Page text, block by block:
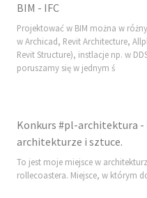
BIM - IFC
Projektować w BIM można w
w Archicad, Revit Architecture,
Revit Structure), instlacje np. w
poruszamy się w jednym ś
Konkurs #pl-architektura -
architekturze i sztuce.
To jest moje miejsce w
rollecoastera. Miejsce, w którym